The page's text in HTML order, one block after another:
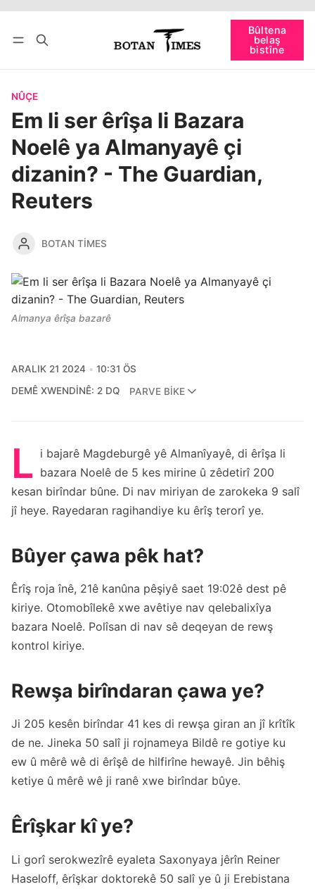
Bûltena
belaş
bistîne
bişopîne
NÛÇE
Em li ser êrîşa li Bazara
Noelê ya Almanyayê çi
dizanin? - The Guardian,
Reuters
BOTAN TIMES
Almanya êrîşa bazarê
ARALIK 21 2024
10:31 ÖS
DEMÊ XWENDINÊ: 2 DQ
PARVE BIKE
L i bajarê Magdeburgê yê Almanîyayê, di êrîşa li
bazara Noelê de 5 kes mirine û zêdetirî 200
kesan birîndar bûne. Di nav miriyan de zarokeka 9 salî
jî heye. Rayedaran ragihandiye ku êrîş terorî ye.
Bûyer çawa pêk hat?
Êrîş roja înê, 21ê kanûna pêşiyê saet 19:02ê dest pê
kiriye. Otomobîlekê xwe avêtiye nav qelebalixîya
bazara Noelê. Polîsan di nav sê deqeyan de rewş
kontrol kiriye.
Rewşa birîndaran çawa ye?
Ji 205 kesên birîndar 41 kes di rewşa giran an jî krîtîk
de ne. Jineka 50 salî ji rojnameya Bildê re gotiye ku
ew û mêrê wê di êrîşê de hilfirîne hewayê. Jin bêhiş
ketiye û mêrê wê ji ranê xwe birîndar bûye.
Êrîşkar kî ye?
Li gorî serokwezîrê eyaleta Saxonyaya jêrîn Reiner
Haseloff, êrîşkar doktorekê 50 salî ye û ji Erebistana